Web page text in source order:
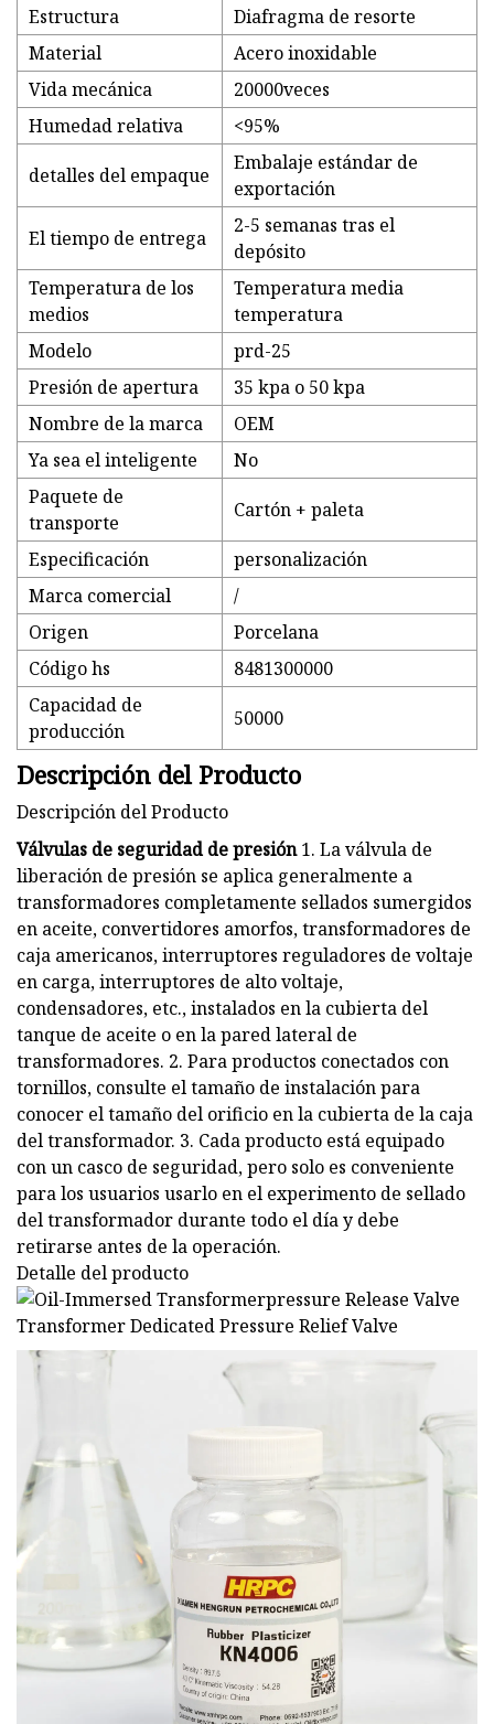
Estructura
Diafragma de resorte
Material
Acero inoxidable
Vida mecánica
20000veces
Humedad relativa
<95%
detalles del empaque
Embalaje estándar de
exportación
El tiempo de entrega
2-5 semanas tras el
depósito
Temperatura de los
medios
Temperatura media
temperatura
Modelo
prd-25
Presión de apertura
35 kpa o 50 kpa
Nombre de la marca
OEM
Ya sea el inteligente
No
Paquete de
transporte
Cartón + paleta
Especificación
personalización
Marca comercial
/
Origen
Porcelana
Código hs
8481300000
Capacidad de
producción
50000
Descripción del Producto
Descripción del Producto
Válvulas de seguridad de presión1. La válvula de
liberación de presión se aplica generalmente a
transformadores completamente sellados sumergidos
en aceite, convertidores amorfos, transformadores de
caja americanos, interruptores reguladores de voltaje
en carga, interruptores de alto voltaje,
condensadores, etc., instalados en la cubierta del
tanque de aceite o en la pared lateral de
transformadores. 2. Para productos conectados con
tornillos, consulte el tamaño de instalación para
conocer el tamaño del orificio en la cubierta de la caja
del transformador. 3. Cada producto está equipado
con un casco de seguridad, pero solo es conveniente
para los usuarios usarlo en el experimento de sellado
del transformador durante todo el día y debe
retirarse antes de la operación.
Detalle del producto